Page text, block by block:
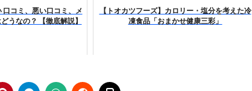
口コミ、悪い口コミ、メ
うなの？ 【徹底解説】
【トオカツフーズ】カロリー・塩分を考えた冷
凍食品「おまかせ健康三彩」